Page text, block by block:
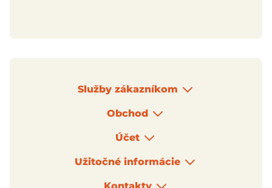
Služby zákazníkom
Obchod
Účet
Užitočné informácie